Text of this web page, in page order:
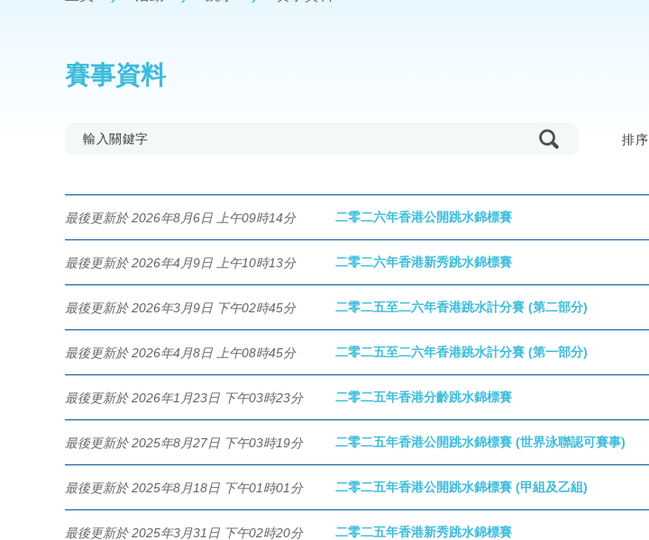
賽事資料
排序
二零二六年香港公開跳水錦標賽
最後更新於 2026年8月6日 上午09時14分
二零二六年香港新秀跳水錦標賽
最後更新於 2026年4月9日 上午10時13分
二零二五至二六年香港跳水計分賽 (第二部分)
最後更新於 2026年3月9日 下午02時45分
二零二五至二六年香港跳水計分賽 (第一部分)
最後更新於 2026年4月8日 上午08時45分
二零二五年香港分齡跳水錦標賽
最後更新於 2026年1月23日 下午03時23分
二零二五年香港公開跳水錦標賽 (世界泳聯認可賽事)
最後更新於 2025年8月27日 下午03時19分
二零二五年香港公開跳水錦標賽 (甲組及乙組)
最後更新於 2025年8月18日 下午01時01分
二零二五年香港新秀跳水錦標賽
最後更新於 2025年3月31日 下午02時20分